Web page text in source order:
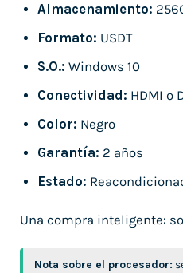
Almacenamiento:
Formato: USDT
S.O.: Windows 10
Conectividad: HDMI o
Color: Negro
Garantía: 2 años
Estado:
Una compra inteligente:
Nota sobre el procesador: